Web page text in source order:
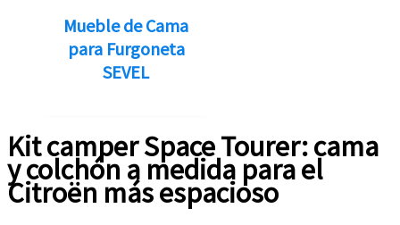
Mueble de Cama
para Furgoneta
SEVEL
Kit camper Space Tourer: cama
y colchón a medida para el
Citroën más espacioso